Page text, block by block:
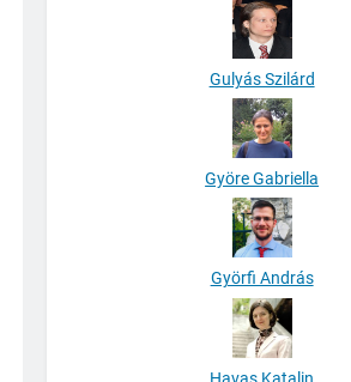
Gulyás Szilárd
Györe Gabriella
Györfi András